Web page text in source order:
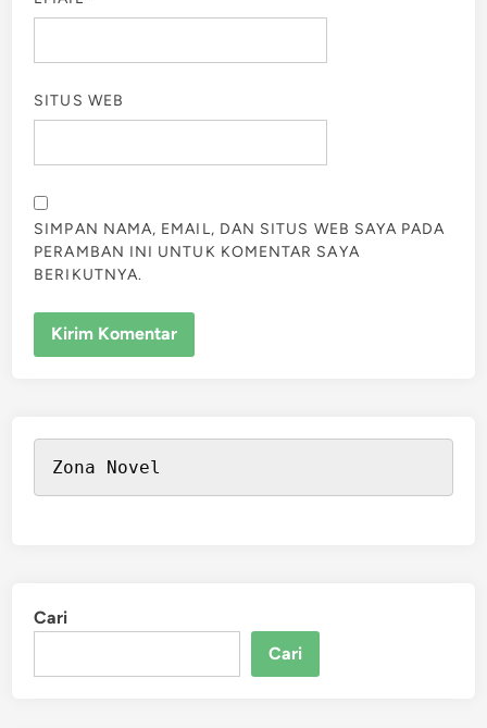
SITUS WEB
SIMPAN NAMA, EMAIL, DAN SITUS WEB SAYA PADA
PERAMBAN INI UNTUK KOMENTAR SAYA
BERIKUTNYA.
Zona Novel
Cari
Cari